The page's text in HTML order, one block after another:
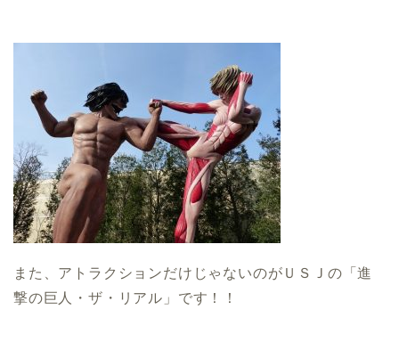
また、アトラクションだけじゃないのがＵＳＪの「進
撃の巨人・ザ・リアル」です！！